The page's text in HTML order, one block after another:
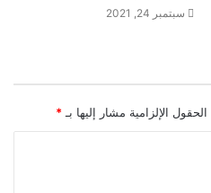
سبتمبر 24, 2021
الحقول الإلزامية مشار إليها بـ *